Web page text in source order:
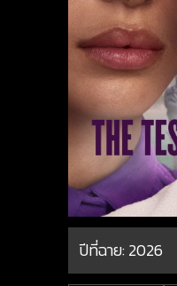
ปีที่ฉาย:2026